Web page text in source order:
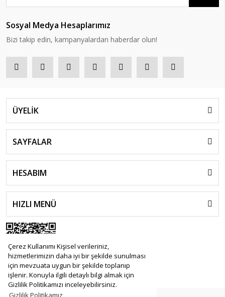
Çerez Kullanımı Kişisel verileriniz,
hizmetlerimizin daha iyi bir şekilde sunulması
için mevzuata uygun bir şekilde toplanıp
işlenir. Konuyla ilgili detaylı bilgi almak için
Gizlilik Politikamızı inceleyebilirsiniz.
Sosyal Medya Hesaplarımız
Bizi takip edin, kampanyalardan haberdar olun!
ÜYELİK
SAYFALAR
HESABIM
HIZLI MENÜ